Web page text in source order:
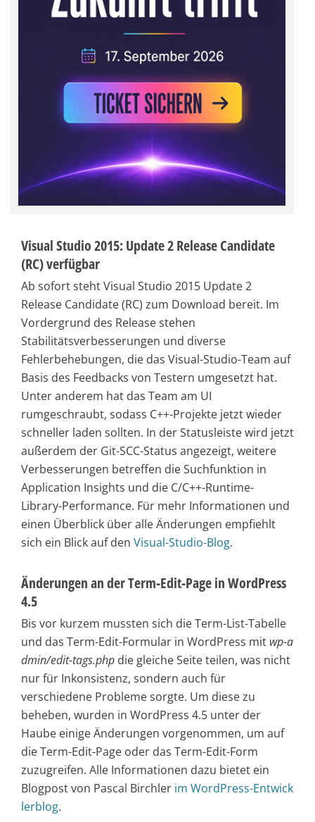
Visual Studio 2015: Update 2 Release Candidate
(RC) verfügbar
Ab sofort steht Visual Studio 2015 Update 2
Release Candidate (RC) zum Download bereit. Im
Vordergrund des Release stehen
Stabilitätsverbesserungen und diverse
Fehlerbehebungen, die das Visual-Studio-Team auf
Basis des Feedbacks von Testern umgesetzt hat.
Unter anderem hat das Team am UI
rumgeschraubt, sodass C++-Projekte jetzt wieder
schneller laden sollten. In der Statusleiste wird jetzt
außerdem der Git-SCC-Status angezeigt, weitere
Verbesserungen betreffen die Suchfunktion in
Application Insights und die C/C++-Runtime-
Library-Performance. Für mehr Informationen und
einen Überblick über alle Änderungen empfiehlt
sich ein Blick auf den Visual-Studio-Blog.
Änderungen an der Term-Edit-Page in WordPress
4.5
Bis vor kurzem mussten sich die Term-List-Tabelle
und das Term-Edit-Formular in WordPress mit wp-a
dmin/edit-tags.php die gleiche Seite teilen, was nicht
nur für Inkonsistenz, sondern auch für
verschiedene Probleme sorgte. Um diese zu
beheben, wurden in WordPress 4.5 unter der
Haube einige Änderungen vorgenommen, um auf
die Term-Edit-Page oder das Term-Edit-Form
zuzugreifen. Alle Informationen dazu bietet ein
Blogpost von Pascal Birchler im WordPress-Entwick
lerblog.